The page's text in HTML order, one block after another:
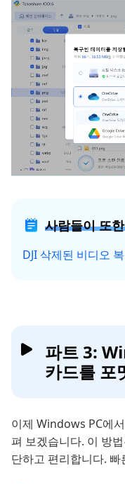
사람들이 또
DJI 삭제된 비디오
파트 3:
카드를 포
이제 Windows PC에
펴 보겠습니다. 이 방
단하고 편리합니다. 빠